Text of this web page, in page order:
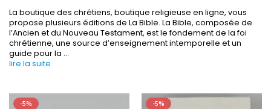
La boutique des chrétiens, boutique religieuse en ligne, vous
propose plusieurs éditions de La Bible. La Bible, composée de
l’Ancien et du Nouveau Testament, est le fondement de la foi
chrétienne, une source d’enseignement intemporelle et un
guide pour la ...
lire la suite
-5% -5%
€15.00 €13.50 €12.00 €9.60